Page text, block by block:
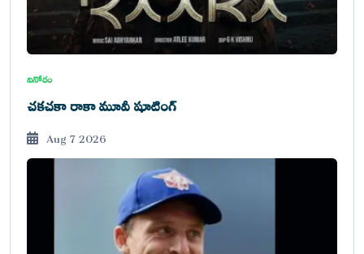
వినోదం
చకచకా రాకా మూవీ షూటింగ్
Aug 7 2026